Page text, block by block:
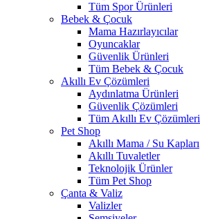
Tüm Spor Ürünleri
Bebek & Çocuk
Mama Hazırlayıcılar
Oyuncaklar
Güvenlik Ürünleri
Tüm Bebek & Çocuk
Akıllı Ev Çözümleri
Aydınlatma Ürünleri
Güvenlik Çözümleri
Tüm Akıllı Ev Çözümleri
Pet Shop
Akıllı Mama / Su Kapları
Akıllı Tuvaletler
Teknolojik Ürünler
Tüm Pet Shop
Çanta & Valiz
Valizler